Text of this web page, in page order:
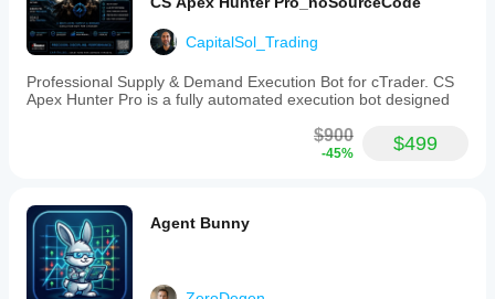
CapitalSol_Trading
Professional Supply & Demand Execution Bot for cTrader. CS
Apex Hunter Pro is a fully automated execution bot designed
$900
-45% $499
Agent Bunny